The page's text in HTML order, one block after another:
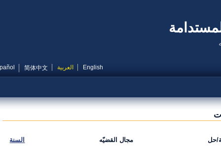
English العربية 简体中文
Español
مجال القضيّه السنة